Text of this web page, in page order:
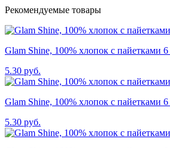
Рекомендуемые товары
Glam Shine, 100% хлопок с пайетками
5.30 руб.
Glam Shine, 100% хлопок с пайетками
5.30 руб.